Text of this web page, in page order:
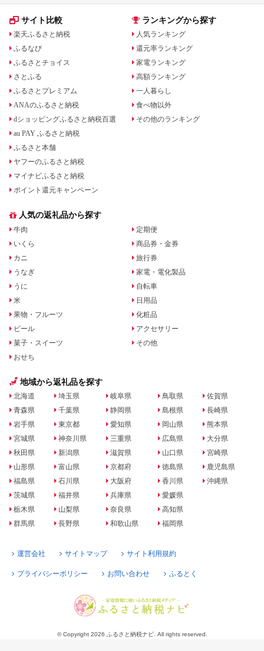
サイト比較
楽天ふるさと納税
ふるなび
ふるさとチョイス
さとふる
ふるさとプレミアム
ANAのふるさと納税
dショッピングふるさと納税百選
au PAY ふるさと納税
ふるさと本舗
ヤフーのふるさと納税
マイナビふるさと納税
ポイント還元キャンペーン
ランキングから探す
人気ランキング
還元率ランキング
家電ランキング
高額ランキング
一人暮らし
食べ物以外
その他のランキング
人気の返礼品から探す
牛肉
いくら
カニ
うなぎ
うに
米
果物・フルーツ
ビール
菓子・スイーツ
おせち
定期便
商品券・金券
旅行券
家電・電化製品
自転車
日用品
化粧品
アクセサリー
その他
地域から返礼品を探す
北海道
青森県
岩手県
宮城県
秋田県
山形県
福島県
茨城県
栃木県
群馬県
埼玉県
千葉県
東京都
神奈川県
新潟県
富山県
石川県
福井県
山梨県
長野県
岐阜県
静岡県
愛知県
三重県
滋賀県
京都府
大阪府
兵庫県
奈良県
和歌山県
鳥取県
島根県
岡山県
広島県
山口県
徳島県
香川県
愛媛県
高知県
福岡県
佐賀県
長崎県
熊本県
大分県
宮崎県
鹿児島県
沖縄県
運営会社 サイトマップ サイト利用規約
プライバシーポリシー お問い合わせ ふるとく
© Copyright 2026 ふるさと納税ナビ. All rights reserved.